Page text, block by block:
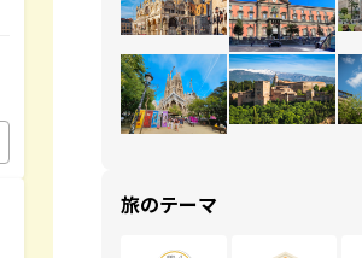
旅のテーマ